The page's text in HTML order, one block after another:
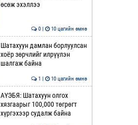
өсөж эхэллээ
0 | 10 цагийн өмнө
Шатахуун дамлан борлуулсан
хоёр зөрчлийг илрүүлэн
шалгаж байна
1 | 10 цагийн өмнө
АҮЭБЯ: Шатахуун олгох
хязгаарыг 100,000 төгрөгт
хүргэхээр судалж байна